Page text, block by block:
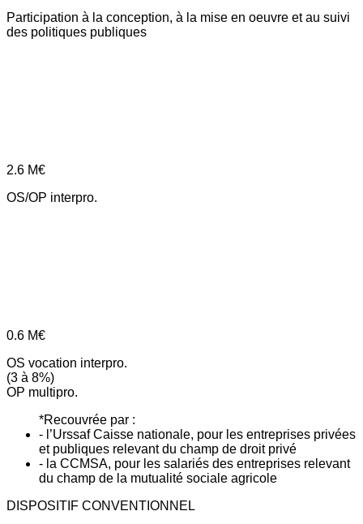
Participation à la conception, à la mise en oeuvre et au suivi
des politiques publiques
2.6 M€
OS/OP interpro.
0.6 M€
OS vocation interpro.
(3 à 8%)
OP multipro.
*Recouvrée par :
- l’Urssaf Caisse nationale, pour les entreprises privées
et publiques relevant du champ de droit privé
- la CCMSA, pour les salariés des entreprises relevant
du champ de la mutualité sociale agricole
DISPOSITIF CONVENTIONNEL